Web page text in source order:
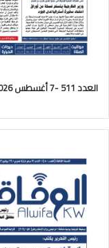
العدد 511 -7 أغسطس 2026 - السنة الثالثة